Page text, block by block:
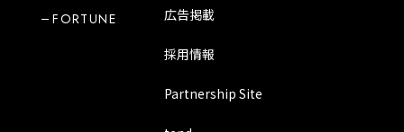
FORTUNE 広告掲載
採用情報
Partnership Site